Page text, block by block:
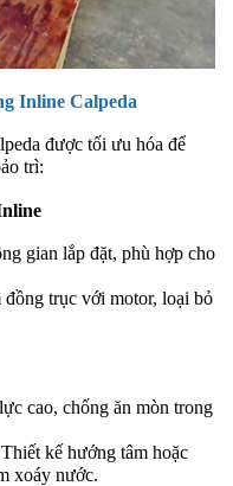
Inline Calpeda
được tối ưu hóa để
trì:
gian lắp đặt, phù hợp cho
trục với motor, loại bỏ
cao, chống ăn mòn trong
kế hướng tâm hoặc
xoáy nước.